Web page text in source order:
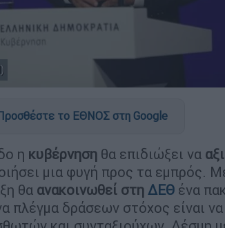
το ΕΘΝΟΣ στη Google
η κυβέρνηση θα επιδιώξει να
μια φυγή προς τα εμπρός.
θα ανακοινωθεί στη ΔΕΘ ένα
δράσεων στόχος είναι να